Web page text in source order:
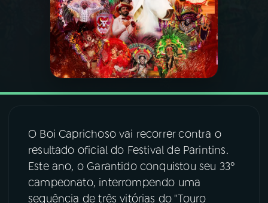
PROGRAMAS
PODCASTS
VIDEOCASTS
07 ÚLTIMAS
08FESTIVAL DE MÚSICA
O Boi Caprichoso vai recorrer contra o
resultado oficial do Festival de Parintins.
Este ano, o Garantido conquistou seu 33º
campeonato, interrompendo uma
sequência de três vitórias do "Touro